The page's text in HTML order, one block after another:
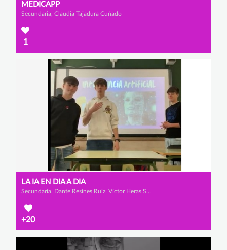
MEDICAPP
Secundaria, Claudia Tajadura Cuñado
1
LA IA EN DIA A DIA
Secundaria, Dante Resines Ruiz, Víctor Heras Sedano y Iván Tajadura Palacios
+20